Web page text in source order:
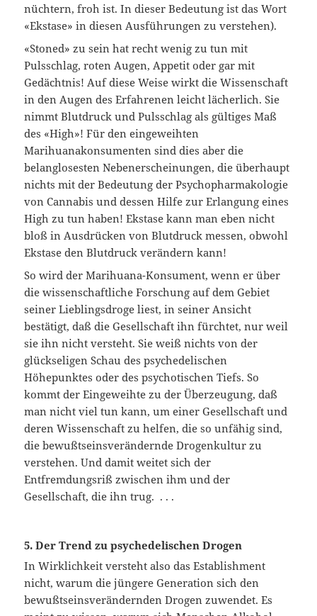
nüchtern, froh ist. In dieser Bedeutung ist das Wort
«Ekstase» in diesen Ausführungen zu verstehen).
«Stoned» zu sein hat recht wenig zu tun mit
Pulsschlag, roten Augen, Appetit oder gar mit
Gedächtnis! Auf diese Weise wirkt die Wissenschaft
in den Augen des Erfahrenen leicht lächerlich. Sie
nimmt Blutdruck und Pulsschlag als gültiges Maß
des «High»! Für den eingeweihten
Marihuanakonsumenten sind dies aber die
belanglosesten Nebenerscheinungen, die überhaupt
nichts mit der Bedeutung der Psychopharmakologie
von Cannabis und dessen Hilfe zur Erlangung eines
High zu tun haben! Ekstase kann man eben nicht
bloß in Ausdrücken von Blutdruck messen, obwohl
Ekstase den Blutdruck verändern kann!
So wird der Marihuana-Konsument, wenn er über
die wissenschaftliche Forschung auf dem Gebiet
seiner Lieblingsdroge liest, in seiner Ansicht
bestätigt, daß die Gesellschaft ihn fürchtet, nur weil
sie ihn nicht versteht. Sie weiß nichts von der
glückseligen Schau des psychedelischen
Höhepunktes oder des psychotischen Tiefs. So
kommt der Eingeweihte zu der Überzeugung, daß
man nicht viel tun kann, um einer Gesellschaft und
deren Wissenschaft zu helfen, die so unfähig sind,
die bewußtseinsverändernde Drogenkultur zu
verstehen. Und damit weitet sich der
Entfremdungsriß zwischen ihm und der
Gesellschaft, die ihn trug. . . .
5. Der Trend zu psychedelischen Drogen
In Wirklichkeit versteht also das Establishment
nicht, warum die jüngere Generation sich den
bewußtseinsverändernden Drogen zuwendet. Es